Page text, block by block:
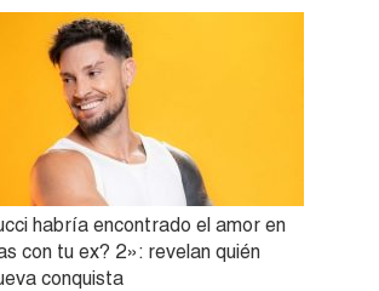
habría encontrado el amor en
con tu ex? 2»: revelan quién
conquista